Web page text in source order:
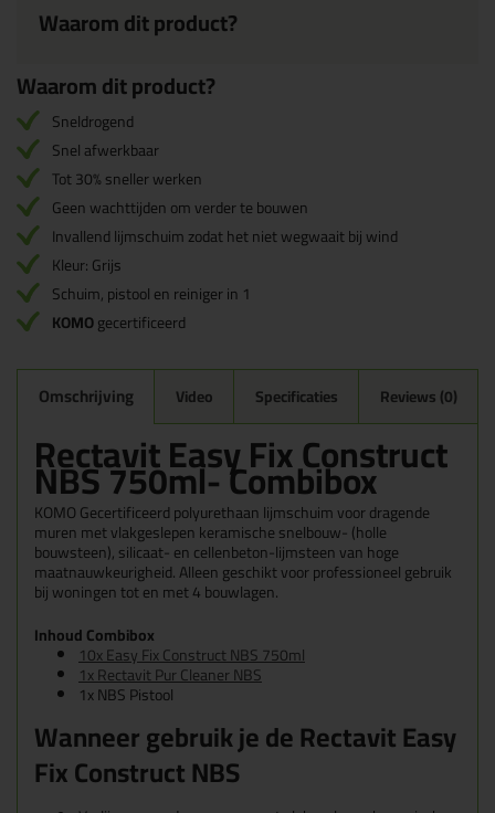
Waarom dit product?
Waarom dit product?
Sneldrogend
Snel afwerkbaar
Tot 30% sneller werken
Geen wachttijden om verder te bouwen
Invallend lijmschuim zodat het niet wegwaait bij wind
Kleur: Grijs
Schuim, pistool en reiniger in 1
KOMOgecertificeerd
Omschrijving Video Specificaties Reviews (0)
Rectavit Easy Fix Construct
NBS 750ml- Combibox
KOMO Gecertificeerd polyurethaan lijmschuim voor dragende
muren met vlakgeslepen keramische snelbouw- (holle
bouwsteen), silicaat- en cellenbeton-lijmsteen van hoge
maatnauwkeurigheid. Alleen geschikt voor professioneel gebruik
bij woningen tot en met 4 bouwlagen.
Inhoud Combibox
10x Easy Fix Construct NBS 750ml
1x Rectavit Pur Cleaner NBS
1x NBS Pistool
Wanneer gebruik je deRectavit Easy
Fix Construct NBS